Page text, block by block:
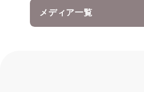
メディア一覧